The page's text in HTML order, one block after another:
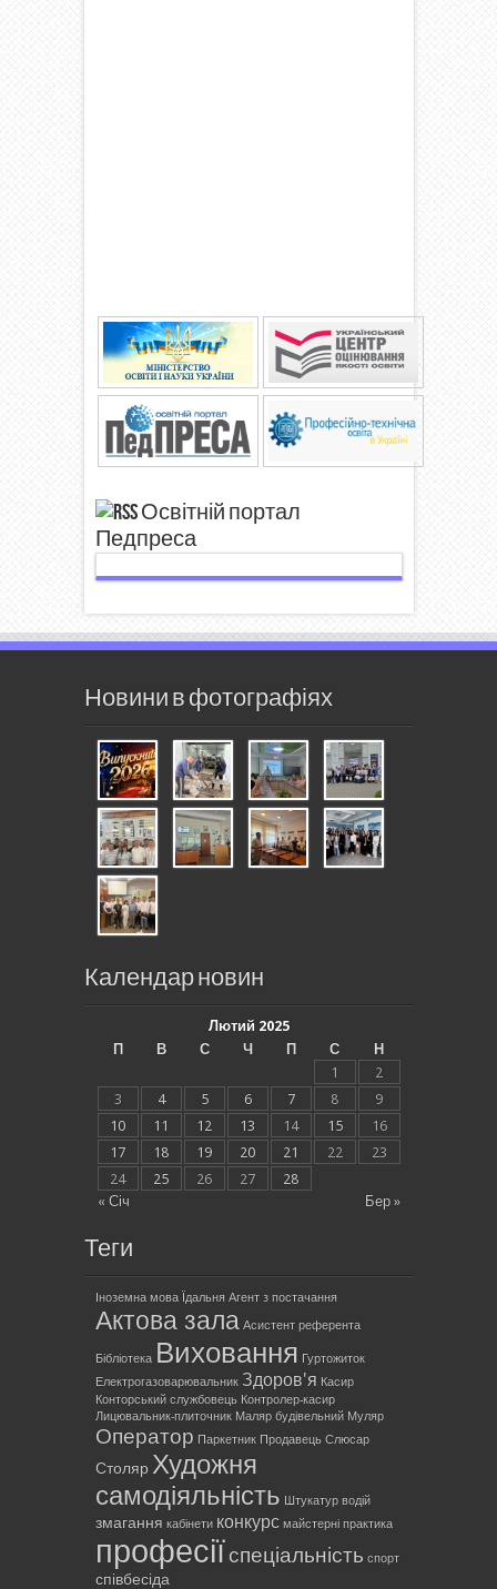
Освітній портал
Педпреса
Новини в фотографіях
Календар новин
Лютий 2025
П
В С Ч П С Н
« Січ Бер »
1
2
3
4 5 6 7 8
9
10
11 12 13 14 15
16
17
18 19 20 21 22
23
24
25 26 27 28
Теги
Іноземна мова Їдальня Агент з постачання
Актова зала Асистент референта
Бібліотека Виховання Гуртожиток
Електрогазоварювальник Здоров'я Касир
Конторський службовець Контролер-касир
Лицювальник-плиточник Маляр будівельний Муляр
Оператор Паркетник Продавець Слюсар
Столяр Художня
самодіяльність Штукатур водій
змагання кабінети конкурс майстерні практика
професіїспеціальність спорт
співбесіда